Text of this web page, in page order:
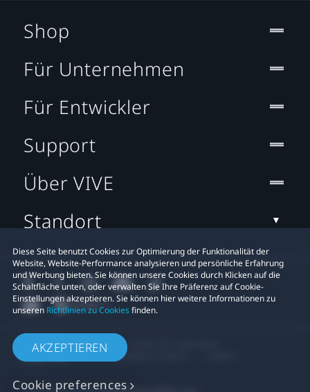
Diese Seite benutzt Cookies zur Optimierung der Funktionalität der
Website, Website-Performance analysieren und persönliche Erfahrung
und Werbung bieten. Sie können unsere Cookies durch Klicken auf die
Schaltfläche unten, oder verwalten Sie Ihre Präferenz auf Cookie-
Einstellungen akzeptieren. Sie können hier weitere Informationen zu
unseren Richtlinien zu Cookiesfinden.
AKZEPTIEREN
Cookie preferences
Shop
Für Unternehmen
Für Entwickler
Support
Über VIVE
Standort
© 2011-2026 HTC Corporation
Rechtlicher Hinweis